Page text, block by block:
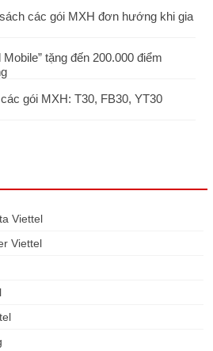
các gói MXH đơn hướng khi gia
tặng đến 200.000 điểm
gói MXH: T30, FB30, YT30
Viettel
Viettel